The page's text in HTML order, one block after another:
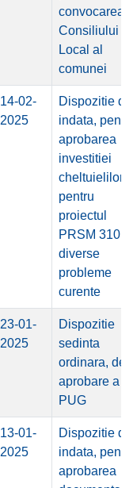
convocarea
Consiliului
Local al
comunei
14-02-
2025
Dispozitie de
indata,
aprobarea
investitiei
cheltuielilor
pentru
proiectul
PRSM 310,
diverse
probleme
curente
23-01-
2025
Dispozitie
sedinta
ordinara, de
aprobare a
PUG
13-01-
2025
Dispozitie de
indata,
aprobarea